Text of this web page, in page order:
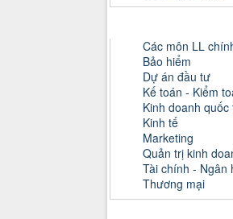
Các môn LL
Bảo hiểm
Dự án đầu tư
Kế toán - Kiểm
Kinh doanh quốc
Kinh tế
Marketing
Quản trị kinh
Tài chính - Ngân
Thương mại